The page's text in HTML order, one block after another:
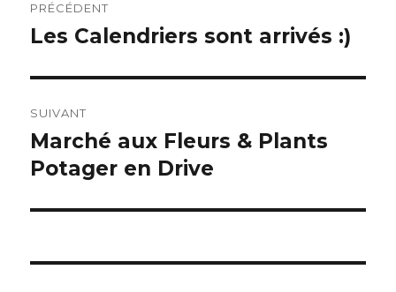
de
PRÉCÉDENT
Article
Les Calendriers sont arrivés :)
SUIVANT
Article
suivant :
Marché aux Fleurs & Plants
Potager en Drive